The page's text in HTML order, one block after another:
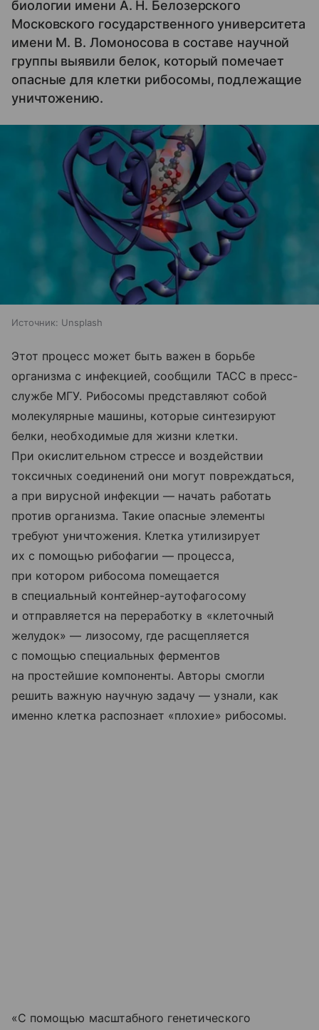
биологии имени А. Н. Белозерского
Московского государственного университета
имени М. В. Ломоносова в составе научной
группы выявили белок, который помечает
опасные для клетки рибосомы, подлежащие
уничтожению.
Источник: Unsplash
Этот процесс может быть важен в борьбе
организма с инфекцией, сообщили ТАСС в пресс-
службе МГУ. Рибосомы представляют собой
молекулярные машины, которые синтезируют
белки, необходимые для жизни клетки.
При окислительном стрессе и воздействии
токсичных соединений они могут повреждаться,
а при вирусной инфекции — начать работать
против организма. Такие опасные элементы
требуют уничтожения. Клетка утилизирует
их с помощью рибофагии — процесса,
при котором рибосома помещается
в специальный контейнер-аутофагосому
и отправляется на переработку в «клеточный
желудок» — лизосому, где расщепляется
с помощью специальных ферментов
на простейшие компоненты. Авторы смогли
решить важную научную задачу — узнали, как
именно клетка распознает «плохие» рибосомы.
«С помощью масштабного генетического